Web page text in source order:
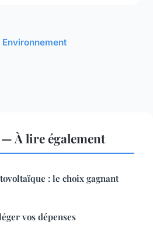
À lire également
: le choix gagnant
vos dépenses